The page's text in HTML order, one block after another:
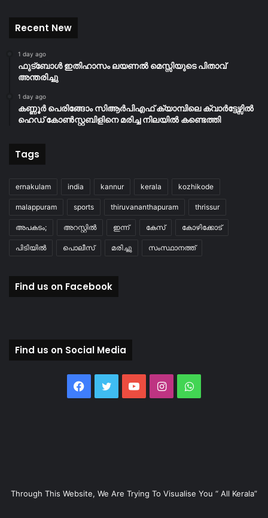
Recent New
1 day ago
ഫുട്ബോൾ ഇതിഹാസം ലയണൽ മെസ്സിയുടെ പിതാവ്
അന്തരിച്ചു
1 day ago
കണ്ണൂർ പെരിങ്ങോം സിആർപിഎഫ് ക്യാമ്പിലെ ക്വാർട്ടേഴ്സിൽ
ഹെഡ് കോൺസ്റ്റബിളിനെ മരിച്ച നിലയിൽ കണ്ടെത്തി
Tags
ernakulam india kannur kerala kozhikode
malappuram sports thiruvananthapuram thrissur
അപകടം; അറസ്റ്റിൽ ഇന്ന് കേസ് കോഴിക്കോട്
പിടിയിൽ പൊലീസ് മരിച്ചു സംസ്ഥാനത്ത്
Find us on Facebook
Find us on Social Media
Facebook
TwitterYouTubeInstagramWhatsApp
Through This Website, We Are Trying To Visualise You “ All Kerala”